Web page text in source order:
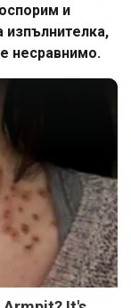
и
изпълнителка,
несравнимо.